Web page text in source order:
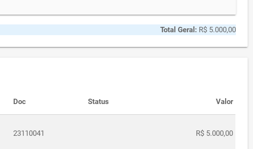
Total Geral:R$ 5.000,00
Doc Status Valor
23110041 R$ 5.000,00